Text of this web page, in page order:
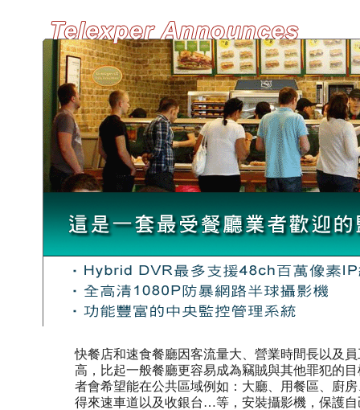
快餐店和速食餐廳因客流量大、營業時間長以及
高，比起一般餐廳更容易成為竊賊與其他罪犯的
者會希望能在公共區域例如：大廳、用餐區、廚
得來速車道以及收銀台…等，安裝攝影機，保護